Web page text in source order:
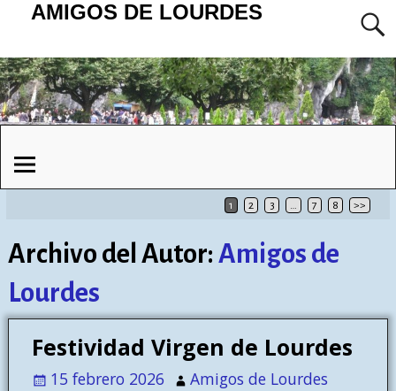
AMIGOS DE LOURDES
1 2 3 … 7 8 >>
Archivo del Autor: Amigos de
Lourdes
Festividad Virgen de Lourdes
15 febrero 2026 Amigos de Lourdes